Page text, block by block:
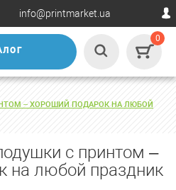
info@printmarket.ua
0
– ХОРОШИЙ ПОДАРОК НА ЛЮБОЙ
с принтом –
на любой праздник